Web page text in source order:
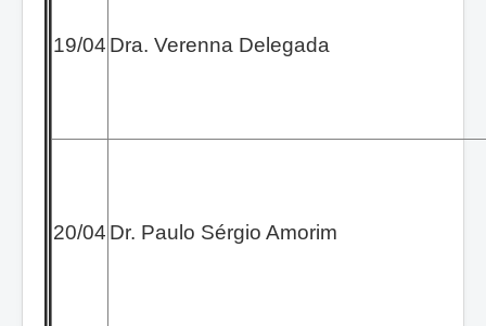
19/04 Dra. Verenna Delegada
20/04 Dr. Paulo Sérgio Amorim